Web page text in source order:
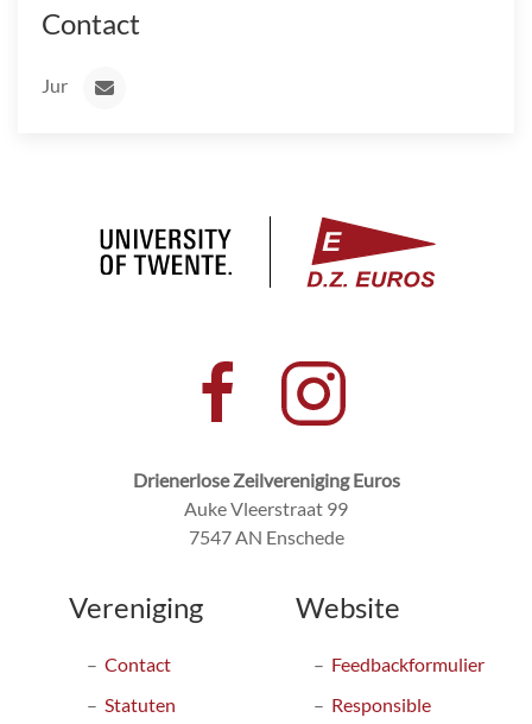
Contact
Jur
Drienerlose Zeilvereniging Euros
Auke Vleerstraat 99
7547 AN Enschede
Vereniging
Contact
Statuten
Website
Feedbackformulier
Responsible